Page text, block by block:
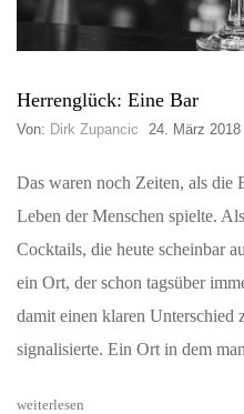
Herrenglück: Eine Bar
Von: Dirk Zupancic 24. März 2018
Das waren noch Zeiten, als die
Leben der Menschen spielte.
Cocktails, die heute scheinbar
ein Ort, der schon tagsüber
damit einen klaren Unterschied
signalisierte. Ein Ort in dem
weiterlesen